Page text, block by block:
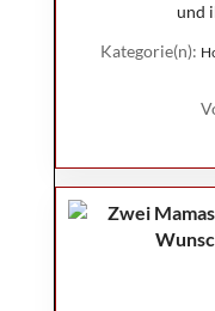
und
Kategorie(n):